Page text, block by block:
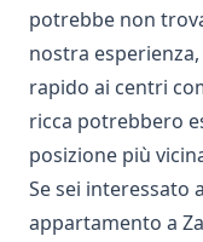
potrebbe non
nostra
rapido ai centri
ricca potrebbero
posizione più
Se sei interessato
appartamento a